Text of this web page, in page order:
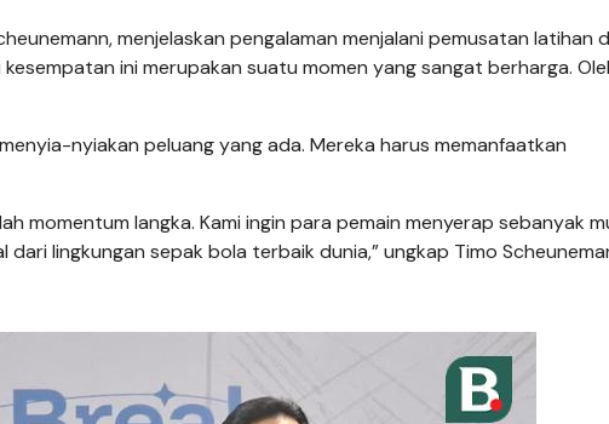
menjelaskan pengalaman menjalani pemusatan latihan
ini merupakan suatu momen yang sangat berharga.
nyiakan peluang yang ada. Mereka harus memanfaatkan
momentum langka. Kami ingin para pemain menyerap sebanyak
lingkungan sepak bola terbaik dunia,” ungkap Timo